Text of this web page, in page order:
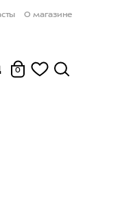
О магазине
0